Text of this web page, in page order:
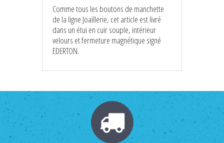
Comme tous les boutons de manchette
de la ligne Joaillerie, cet article est livré
dans un étui en cuir souple, intérieur
velours et fermeture magnétique signé
EDERTON.